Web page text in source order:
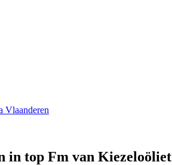
Vlaanderen
in top Fm van Kiezeloöliet